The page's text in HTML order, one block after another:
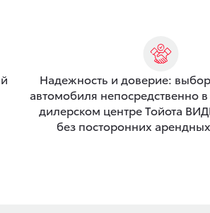
Надежность и доверие:
автомобиля непосредственно
дилерском центре Тойота
без посторонних